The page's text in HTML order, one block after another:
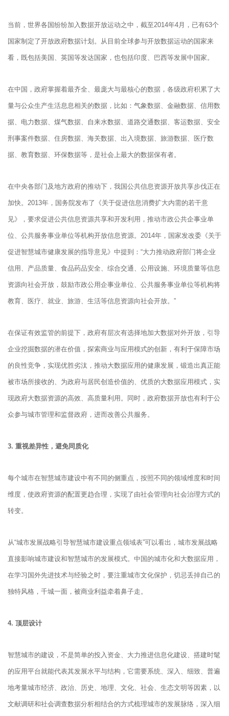
当前，世界各国纷纷加入数据开放运动之中，截至2014年4月，已有63个
国家制定了开放政府数据计划。从目前全球参与开放数据运动的国家来
看，既包括美国、英国等发达国家，也包括印度、巴西等发展中国家。
在中国，政府掌握着最齐全、最庞大与最核心的数据，各级政府积累了大
量与公众生产生活息息相关的数据，比如：气象数据、金融数据、信用数
据、电力数据、煤气数据、自来水数据、道路交通数据、客运数据、安全
刑事案件数据、住房数据、海关数据、出入境数据、旅游数据、医疗数
据、教育数据、环保数据等，是社会上最大的数据保有者。
在中央各部门及地方政府的推动下，我国公共信息资源开放共享步伐正在
加快。2013年，国务院发布了《关于促进信息消费扩大内需的若干意
见》，要求促进公共信息资源共享和开发利用，推动市政公共企事业单
位、公共服务事业单位等机构开放信息资源。2014年，国家发改委《关于
促进智慧城市健康发展的指导意见》中提到：“大力推动政府部门将企业
信用、产品质量、食品药品安全、综合交通、公用设施、环境质量等信息
资源向社会开放，鼓励市政公用企事业单位、公共服务事业单位等机构将
教育、医疗、就业、旅游、生活等信息资源向社会开放。”
在保证有效监管的前提下，政府有层次有选择地加大数据对外开放，引导
企业挖掘数据的潜在价值，探索商业与应用模式的创新，有利于保障市场
的良性竞争，实现优胜劣汰，推动大数据应用的健康发展，锻造出真正能
被市场所接收的、为政府与居民创造价值的、优质的大数据应用模式，实
现政府大数据资源的高效、高质量利用。同时，政府数据开放也有利于公
众参与城市管理和监督政府，进而改善公共服务。
3. 重视差异性，避免同质化
每个城市在智慧城市建设中有不同的侧重点，按照不同的领域维度和时间
维度，使政府资源的配置更趋合理，实现了由社会管理向社会治理方式的
转变。
从“城市发展战略引导智慧城市建设重点领域表”可以看出，城市发展战略
直接影响城市建设和智慧城市的发展模式。中国的城市化和大数据应用，
在学习国外先进技术与经验之时，要注重城市文化保护，切忌丢掉自己的
独特风格，千城一面，被商业利益牵着鼻子走。
4. 顶层设计
智慧城市的建设，不是简单的投入资金、大力推进信息化建设、搭建时髦
的应用平台就能代表其发展水平与结构，它需要系统、深入、细致、普遍
地考量城市经济、政治、历史、地理、文化、社会、生态文明等因素，以
文献调研和社会调查数据分析相结合的方式梳理城市的发展脉络，深入细